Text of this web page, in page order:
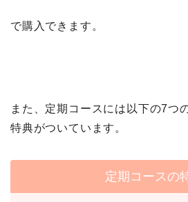
で購入できます。
また、定期コースには以下の7つ
特典がついています。
定期コースの